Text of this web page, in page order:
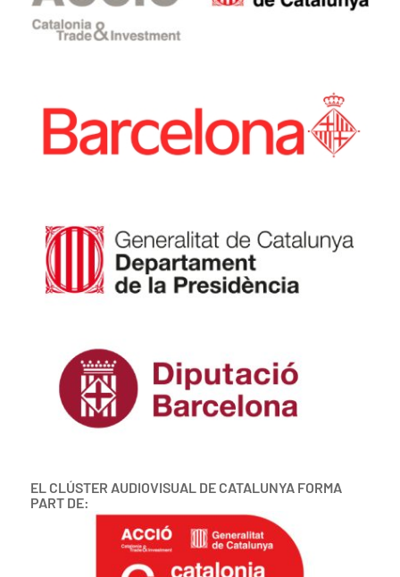
EL CLÚSTER AUDIOVISUAL DE CATALUNYA FORMA
PART DE: